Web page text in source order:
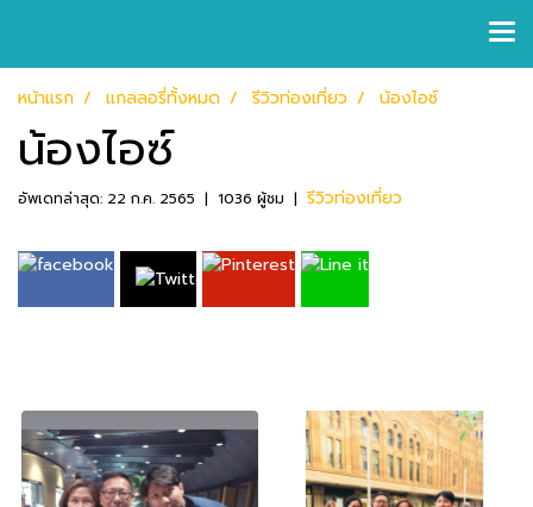
หน้าแรก แกลลอรี่ทั้งหมด รีวิวท่องเที่ยว น้องไอซ์
น้องไอซ์
อัพเดทล่าสุด: 22 ก.ค. 2565 | 1036 ผู้ชม | รีวิวท่องเที่ยว